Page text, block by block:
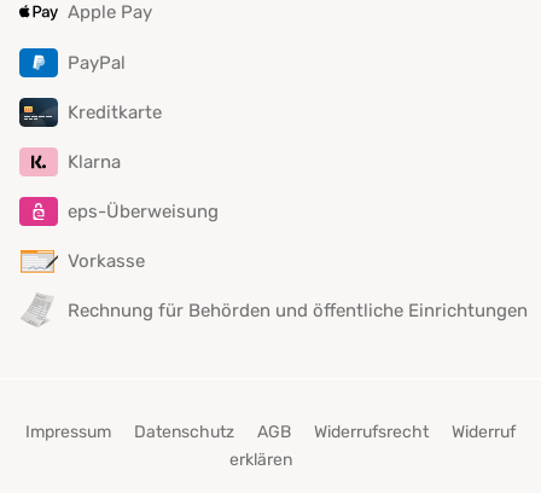
Apple Pay
PayPal
Kreditkarte
Klarna
eps-Überweisung
Vorkasse
Rechnung für Behörden und öffentliche Einrichtungen
Impressum Datenschutz AGB Widerrufsrecht
Widerruf
erklären